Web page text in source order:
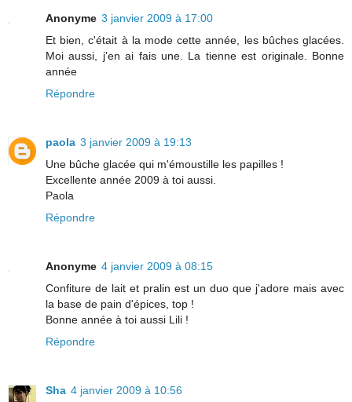
Anonyme 3 janvier 2009 à 17:00
Et bien, c'était à la mode cette année, les bûches glacées.
Moi aussi, j'en ai fais une. La tienne est originale. Bonne
année
Répondre
paola 3 janvier 2009 à 19:13
Une bûche glacée qui m'émoustille les papilles !
Excellente année 2009 à toi aussi.
Paola
Répondre
Anonyme 4 janvier 2009 à 08:15
Confiture de lait et pralin est un duo que j'adore mais avec
la base de pain d'épices, top !
Bonne année à toi aussi Lili !
Répondre
Sha 4 janvier 2009 à 10:56